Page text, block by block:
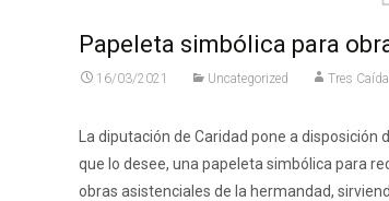
Papeleta simbólica para
16/03/2021 Uncategorized Tres
La diputación de Caridad pone a disposición
que lo desee, una papeleta simbólica para
obras asistenciales de la hermandad,